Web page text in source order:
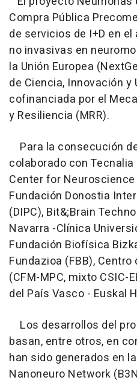
Compra Pública
de servicios de I+D en
no invasivas en
la Unión Europea
de Ciencia, Innovación y
cofinanciada por el
y Resiliencia (MRR).
Para la consecución
colaborado con
Center for Neuroscience
Fundación Donostia
(DIPC), Bit&;Brain
Navarra -Clínica
Fundación Biofísica
Fundazioa (FBB),
(CFM-MPC, mixto CSIC-
del País Vasco - Euskal
Los desarrollos del
basan, entre otros, en
han sido generados en
Nanoneuro Network